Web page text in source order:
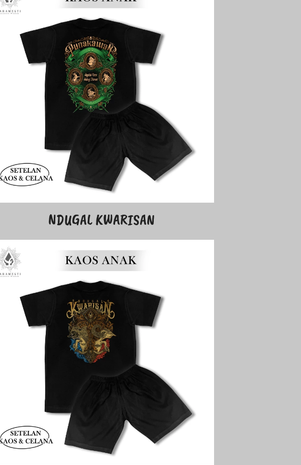
NDUGAL KWARISAN